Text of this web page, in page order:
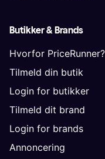
Butikker & Brands
Hvorfor PriceRunner?
Tilmeld din butik
Login for butikker
Tilmeld dit brand
Login for brands
Annoncering